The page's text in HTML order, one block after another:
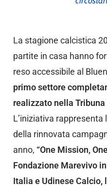
La stagione calcistica
partite in casa hanno
reso accessibile al
primo settore
realizzato nella
L’iniziativa
della rinnovata
anno, “One Mission,
Fondazione Marevivo
Italia e Udinese